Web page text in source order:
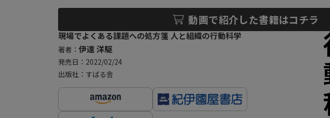
動画で紹介した書籍はコチラ
現場でよくある課題への処方箋 人と組織の行動科学
著者： 伊達 洋駆
発売日：2022/02/24
出版社：すばる舎